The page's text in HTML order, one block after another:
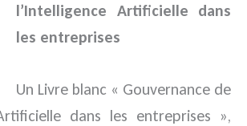
l’Intelligence Artificielle dans
les entreprises
Un Livre blanc « Gouvernance de
dans les entreprises »,